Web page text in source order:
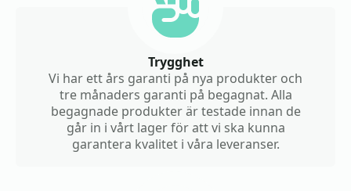
Trygghet
Vi har ett års garanti på nya produkter och
tre månaders garanti på begagnat. Alla
begagnade produkter är testade innan de
går in i vårt lager för att vi ska kunna
garantera kvalitet i våra leveranser.